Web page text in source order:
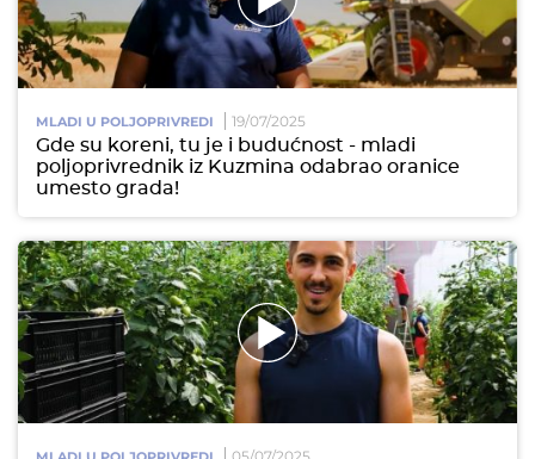
MLADI U POLJOPRIVREDI 19/07/2025
Gde su koreni, tu je i budućnost - mladi
poljoprivrednik iz Kuzmina odabrao oranice
umesto grada!